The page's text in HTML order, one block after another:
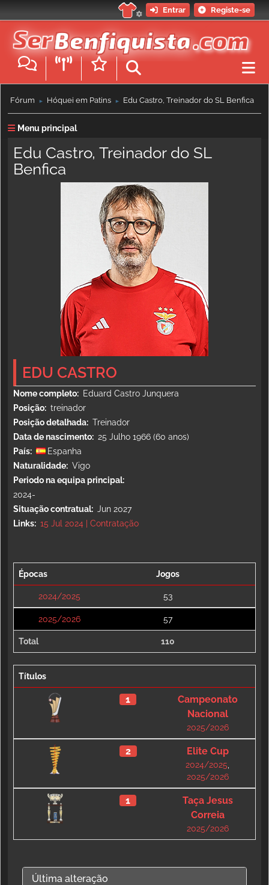
Entrar Registe-se
Fórum ► Hóquei em Patins ► Edu Castro, Treinador do SL Benfica
Menu principal
Edu Castro, Treinador do SL
Benfica
EDU CASTRO
Nome completo
Eduard Castro Junquera
Posição
treinador
Posição detalhada
Treinador
Data de nascimento
25 Julho 1966 (60 anos)
País
Espanha
Naturalidade
Vigo
Periodo na equipa principal
2024-
Situação contratual
Jun 2027
Links
15 Jul 2024 | Contratação
Épocas Jogos
2024/2025 53
2025/2026 57
Total 110
Títulos
1
Campeonato
Nacional
2025/2026
2 Elite Cup
2024/2025
2025/2026
1
Taça Jesus
Correia
2025/2026
Última alteração